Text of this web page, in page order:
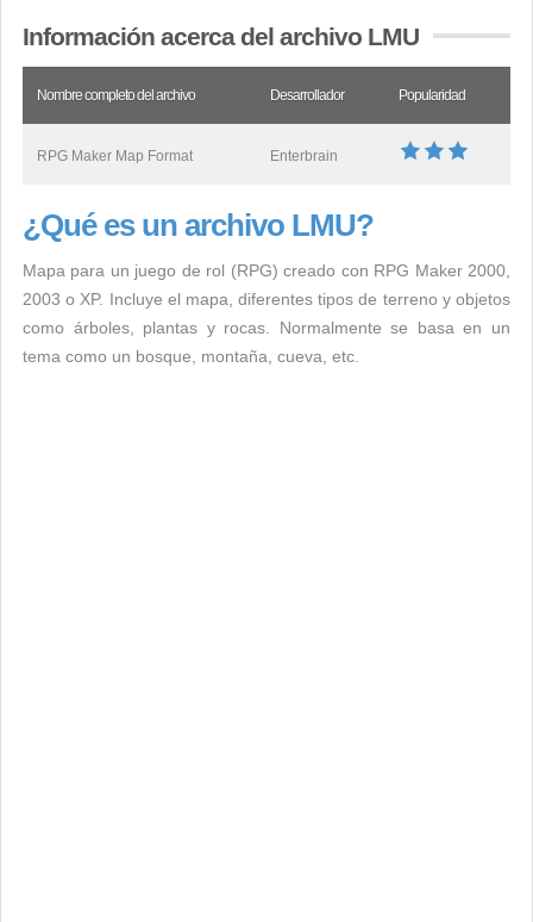
Información acerca del archivo LMU
Nombre completo del archivo Desarrollador Popularidad
RPG Maker Map Format Enterbrain
¿Qué es un archivo LMU?
Mapa para un juego de rol (RPG) creado con RPG Maker 2000,
2003 o XP. Incluye el mapa, diferentes tipos de terreno y objetos
como árboles, plantas y rocas. Normalmente se basa en un
tema como un bosque, montaña, cueva, etc.